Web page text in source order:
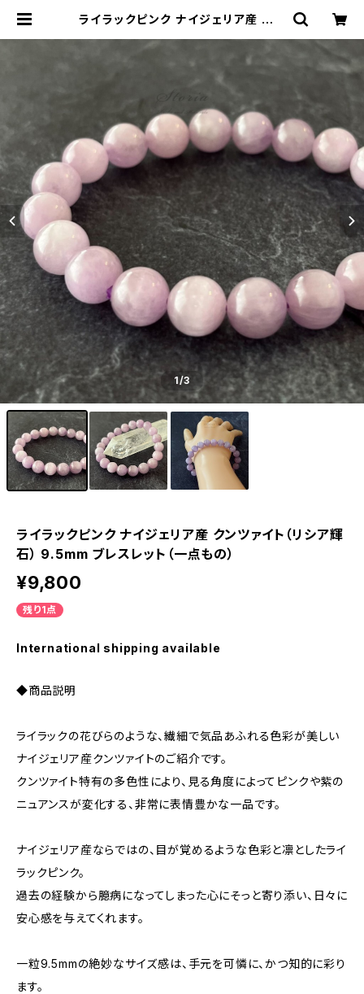
ライラックピンク ナイジェリア産 クン
スレット（一点もの） | storia
1/3
ライラックピンク ナイジェリア産 クンツァイト（リシア輝
石） 9.5mm ブレスレット（一点もの）
¥9,800
残り1点
International shipping available
◆商品説明
ライラックの花びらのような、繊細で気品あふれる色彩が美しい
ナイジェリア産クンツァイトのご紹介です。
クンツァイト特有の多色性により、見る角度によってピンクや紫の
ニュアンスが変化する、非常に表情豊かな一品です。
ナイジェリア産ならではの、目が覚めるような色彩と凛としたライ
ラックピンク。
過去の経験から臆病になってしまった心にそっと寄り添い、日々に
安心感を与えてくれます。
一粒9.5mmの絶妙なサイズ感は、手元を可憐に、かつ知的に彩り
ます。